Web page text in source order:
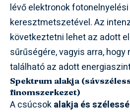
lévő elektronok fotonelnyelési
keresztmetszetével. Az
következtetni lehet az adott
sűrűségére, vagyis arra, hogy
található az adott
Spektrum alakja
finomszerkezet)
A csúcsokalakja és